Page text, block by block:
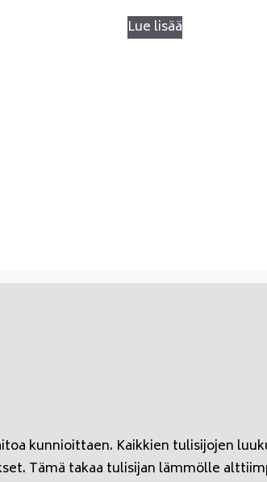
Lue lisää
kunnioittaen. Kaikkien tulisijojen
Tämä takaa tulisijan lämmölle